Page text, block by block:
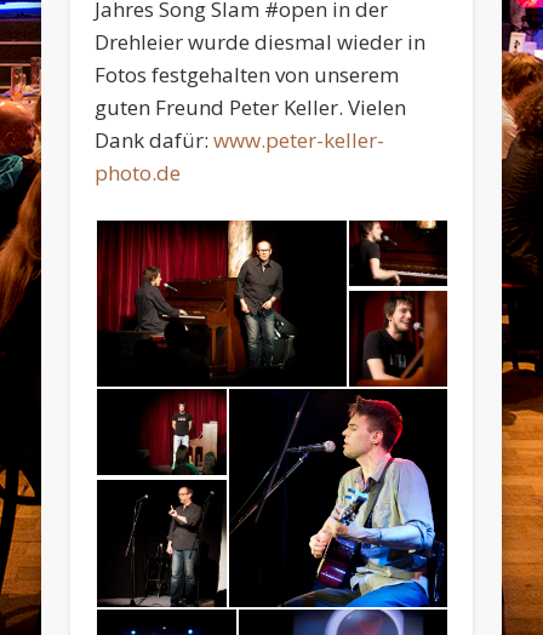
Jahres Song Slam #open in der
Drehleier wurde diesmal wieder in
Fotos festgehalten von unserem
guten Freund Peter Keller. Vielen
Dank dafür:www.peter-keller-
photo.de